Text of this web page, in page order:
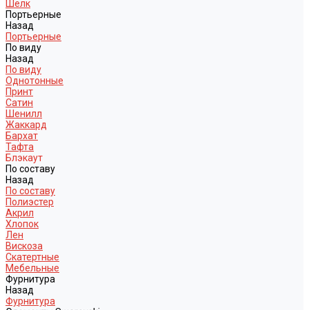
Шелк
Портьерные
Назад
Портьерные
По виду
Назад
По виду
Однотонные
Принт
Сатин
Шенилл
Жаккард
Бархат
Тафта
Блэкаут
По составу
Назад
По составу
Полиэстер
Акрил
Хлопок
Лен
Вискоза
Скатертные
Мебельные
Фурнитура
Назад
Фурнитура